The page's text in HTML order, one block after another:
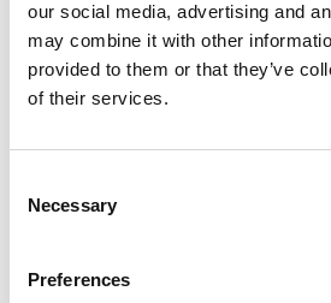
our social media, advertising and
may combine it with other
provided to them or that they’ve
of their services.
Selection
Necessary
Preferences